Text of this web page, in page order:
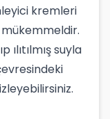
kremleri
ılıtılmış suyla